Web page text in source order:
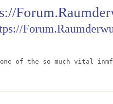
of the so much vital